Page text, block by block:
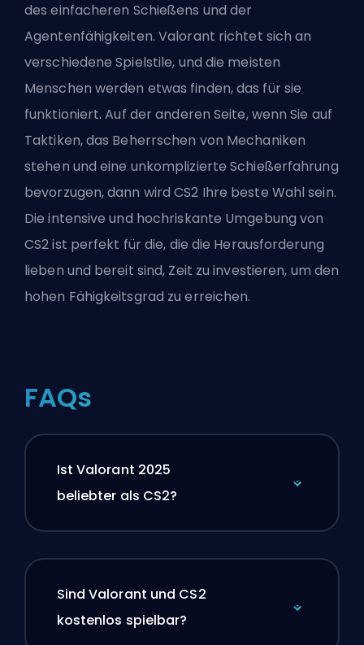
des einfacheren Schießens und der
Agentenfähigkeiten. Valorant richtet sich an
verschiedene Spielstile, und die meisten
Menschen werden etwas finden, das für sie
funktioniert. Auf der anderen Seite, wenn Sie auf
Taktiken, das Beherrschen von Mechaniken
stehen und eine unkomplizierte Schießerfahrung
bevorzugen, dann wird CS2 Ihre beste Wahl sein.
Die intensive und hochriskante Umgebung von
CS2 ist perfekt für die, die die Herausforderung
lieben und bereit sind, Zeit zu investieren, um den
hohen Fähigkeitsgrad zu erreichen.
FAQs
Ist Valorant 2025
beliebter als CS2?
Sind Valorant und CS2
kostenlos spielbar?